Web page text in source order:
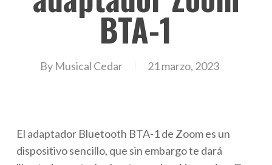
BTA-1
By Musical Cedar 21 marzo, 2023
El adaptador Bluetooth BTA-1 de Zoom es un
dispositivo sencillo, que sin embargo te dará